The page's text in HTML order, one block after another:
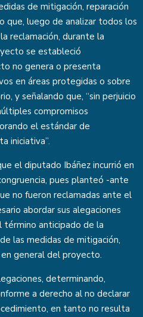
de mitigación, reparación
que, luego de analizar todos los
reclamación, durante la
se estableció
no genera o presenta
en áreas protegidas o sobre
y señalando que, “sin perjuicio
compromisos
el estándar de
iniciativa”.
el diputado Ibáñez incurrió en
pues planteó -ante
no fueron reclamadas ante el
abordar sus alegaciones
término anticipado de la
las medidas de mitigación,
general del proyecto.
determinando,
a derecho al no declarar
en tanto no resulta